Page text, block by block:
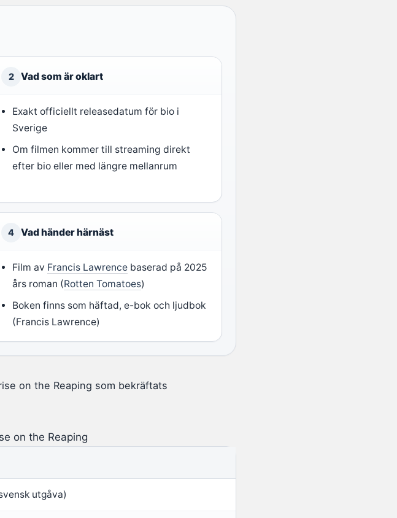
2 Vad som är oklart
Exakt officiellt releasedatum för bio i
Sverige
Om filmen kommer till streaming direkt
efter bio eller med längre mellanrum
4 Vad händer härnäst
Film av Francis Lawrence baserad på 2025
års roman (Rotten Tomatoes)
Boken finns som häftad, e-bok och ljudbok
(Francis Lawrence)
on the Reaping som bekräftats
on the Reaping
utgåva)